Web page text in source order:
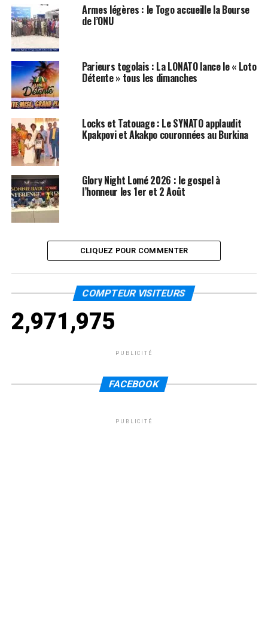
Armes légères : le Togo accueille la Bourse
de l’ONU
Parieurs togolais : La LONATO lance le « Loto
Détente » tous les dimanches
Locks et Tatouage : Le SYNATO applaudit
Kpakpovi et Akakpo couronnées au Burkina
Glory Night Lomé 2026 : le gospel à
l’honneur les 1er et 2 Août
CLIQUEZ POUR COMMENTER
COMPTEUR VISITEURS
2,971,975
PUBLICITÉ
FACEBOOK
PUBLICITÉ